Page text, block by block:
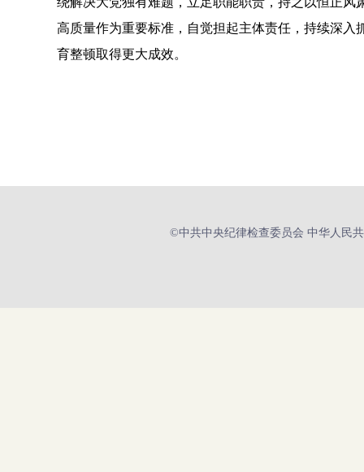
高质量作为重要标准，自觉担起主体责任，持续深
育整顿取得更大成效。
©中共中央纪律检查委员会 中华人民